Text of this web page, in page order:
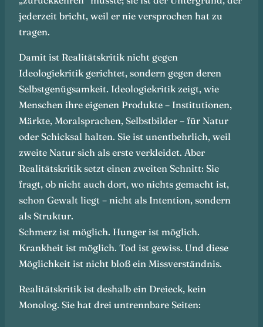
jederzeit bricht, weil er nie versprochen hat zu
tragen.
Damit ist Realitätskritik nicht gegen
Ideologiekritik gerichtet, sondern gegen deren
Selbstgenügsamkeit. Ideologiekritik zeigt, wie
Menschen ihre eigenen Produkte – Institutionen,
Märkte, Moralsprachen, Selbstbilder – für Natur
oder Schicksal halten. Sie ist unentbehrlich, weil
zweite Natur sich als erste verkleidet. Aber
Realitätskritik setzt einen zweiten Schnitt: Sie
fragt, ob nicht auch dort, wo nichts gemacht ist,
schon Gewalt liegt – nicht als Intention, sondern
als Struktur.
Schmerz ist möglich. Hunger ist möglich.
Krankheit ist möglich. Tod ist gewiss. Und diese
Möglichkeit ist nicht bloß ein Missverständnis.
Realitätskritik ist deshalb ein Dreieck, kein
Monolog. Sie hat drei untrennbare Seiten: